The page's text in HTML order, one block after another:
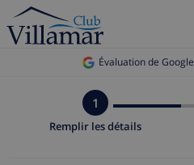
Évaluation de Google
1
Remplir les détails